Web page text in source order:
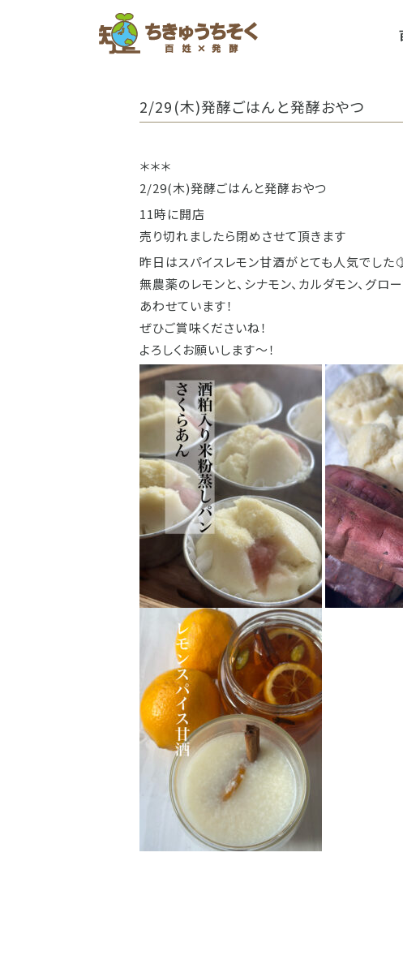
2/29(木)発酵ごはんと発酵おやつ
＊＊＊
2/29(木)発酵ごはんと発酵おやつ
11時に開店
売り切れましたら閉めさせて頂きます
昨日はスパイスレモン甘酒がとても人気でした
無農薬のレモンと、シナモン、カルダモン、グ
あわせています！
ぜひご賞味くださいね！
よろしくお願いします〜！